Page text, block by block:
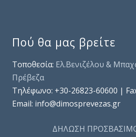
Πού θα μας βρείτε
Τοποθεσία: Ελ.Βενιζέλου &
Πρέβεζα
Τηλέφωνo: +30-26823-60600 |
Email: info@dimosprevezas.gr
ΔΗΛΩΣΗ